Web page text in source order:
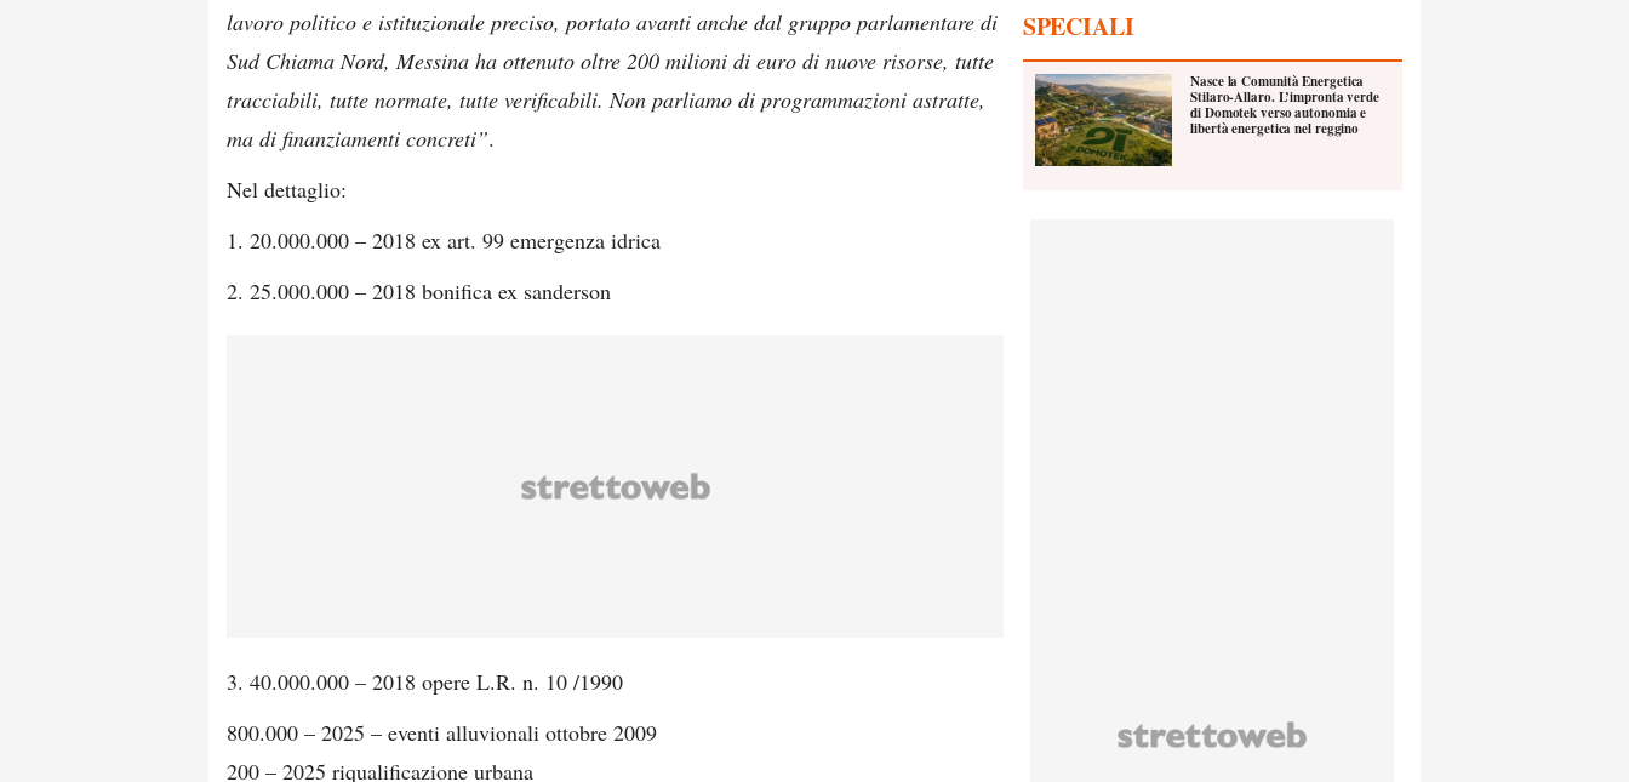
lavoro politico e istituzionale preciso, portato avanti anche dal gruppo parlamentare di
Sud Chiama Nord, Messina ha ottenuto oltre 200 milioni di euro di nuove risorse, tutte
tracciabili, tutte normate, tutte verificabili. Non parliamo di programmazioni astratte,
ma di finanziamenti concreti”.
Nel dettaglio:
1. 20.000.000 – 2018 ex art. 99 emergenza idrica
2. 25.000.000 – 2018 bonifica ex sanderson
3. 40.000.000 – 2018 opere L.R. n. 10 /1990
800.000 – 2025 – eventi alluvionali ottobre 2009
200 – 2025 riqualificazione urbana
SPECIALI
Nasce la Comunità Energetica
Stilaro-Allaro. L’impronta verde
di Domotek verso autonomia e
libertà energetica nel reggino